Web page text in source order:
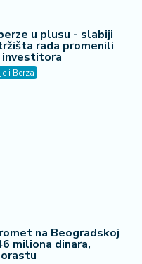
u plusu - slabiji
rada promenili
investitora
i Berza
na Beogradskoj
miliona dinara,